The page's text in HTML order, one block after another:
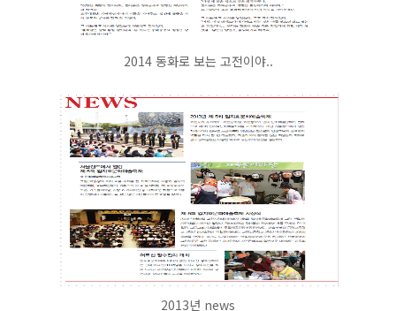
2014 동화로 보는 고전이야..
2013년 news